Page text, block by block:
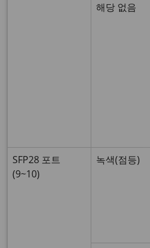
해당 없음
SFP28 포트
(9~10)
녹색(점등)